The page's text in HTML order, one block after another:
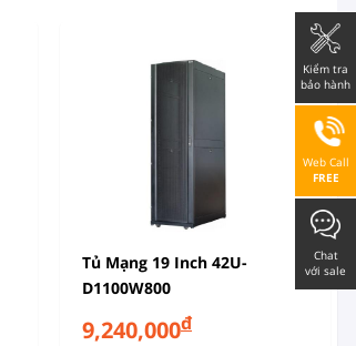
Tủ Mạng 19 Inch 42U-
D1100W800
9,240,000đ
Kiểm tra
bảo hành
Web Call
FREE
Chat
với sale